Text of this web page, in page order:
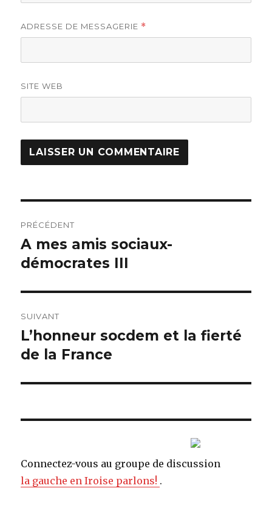
ADRESSE DE MESSAGERIE *
SITE WEB
de
l’article
PRÉCÉDENT
Article
précédent :
A mes amis sociaux-
démocrates III
SUIVANT
Article
suivant :
L’honneur socdem et la fierté
de la France
Connectez-vous au groupe de discussion
la gauche en Iroise parlons! .